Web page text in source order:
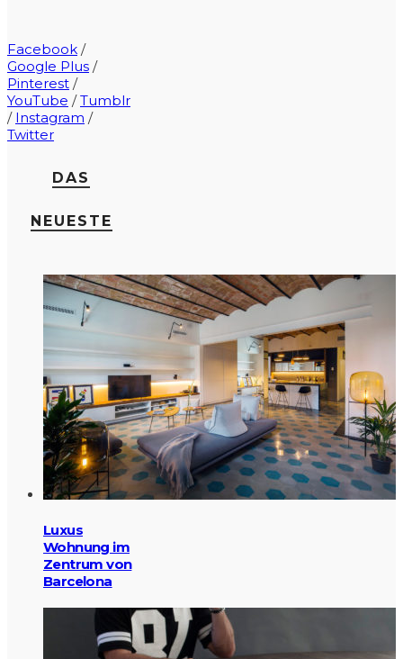
Facebook /
Google Plus /
Pinterest /
YouTube /Tumblr
/ Instagram /
Twitter
DAS
NEUESTE
Luxus
Wohnung im
Zentrum von
Barcelona